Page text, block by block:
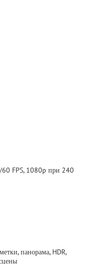
FPS, 1080p при 240
панорама, HDR,